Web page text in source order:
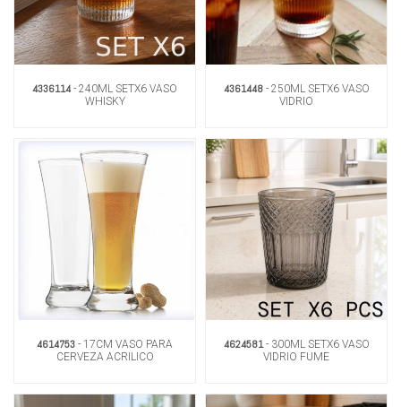
4336114 - 240ML SETX6 VASO
WHISKY
4361448- 250ML SETX6 VASO
VIDRIO
4614753 - 17CM VASO PARA
CERVEZA ACRILICO
4624581- 300ML SETX6 VASO
VIDRIO FUME